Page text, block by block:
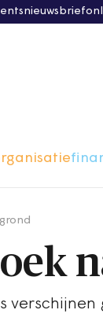
nieuwsbrief